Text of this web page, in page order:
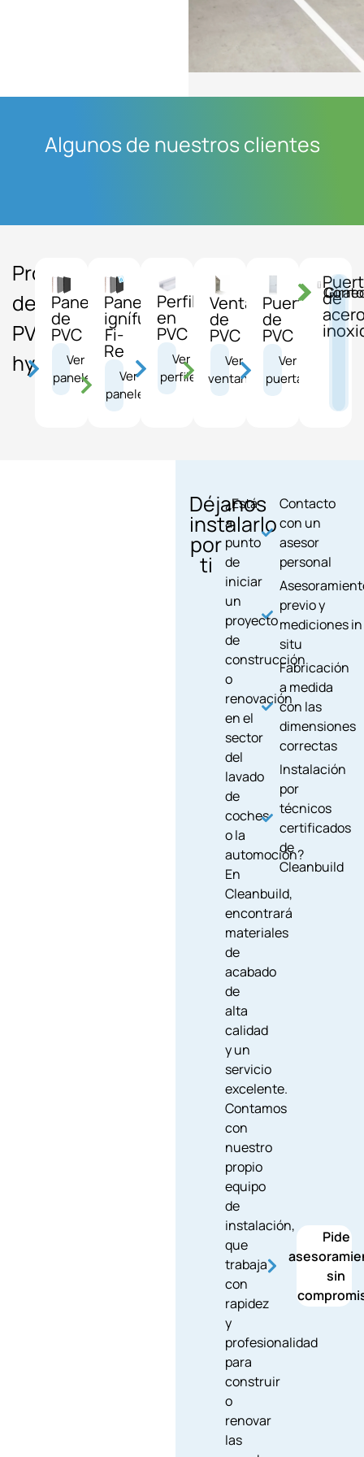
Algunos de nuestros clientes
Productos
de
PVC
hygiénicos
Paneles
de
PVC
Ver
paneles
Paneles
ignífugos
Fi-
Re
Ver
paneles
Perfiles
en
PVC
Ver
perfiles
Ventanas
de
PVC
Ver
ventanas
Puertas
de
PVC
Ver
puertas
de
Déjanos
instalarlo
por
ti
¿Está
a
punto
de
iniciar
un
proyecto
de
construcción
o
renovación
en el
sector
del
lavado
de
coches
o la
automoción?
En
Cleanbuild,
encontrará
materiales
de
acabado
de
alta
calidad
y un
servicio
excelente.
Contamos
con
nuestro
propio
equipo
de
instalación,
que
trabaja
con
rapidez
y
profesionalidad
para
construir
o
renovar
las
Contacto
con un
asesor
personal
previo y
mediciones in
situ
Fabricación
a medida
con las
dimensiones
correctas
Instalación
por
técnicos
certificados
de
Cleanbuild
Pide
sin